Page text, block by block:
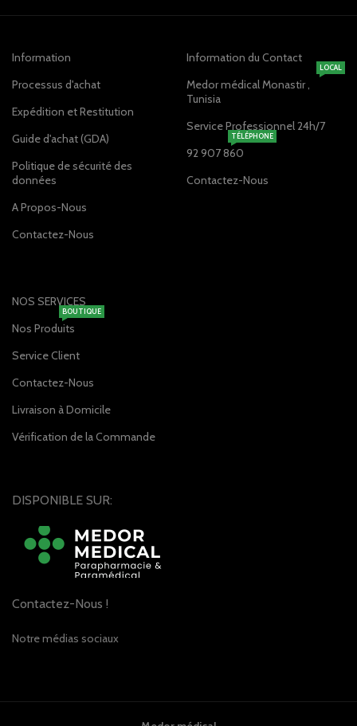
Information
Processus d'achat
Expédition et Restitution
Guide d'achat (GDA)
Politique de sécurité des
données
A Propos-Nous
Contactez-Nous
Information du Contact
Medor médical Monastir ,
Tunisia
LOCAL
Service Professionnel 24h/7
92 907 860
TÉLÉPHONE
Contactez-Nous
NOS SERVICES
Nos Produits
BOUTIQUE
Service Client
Contactez-Nous
Livraison à Domicile
Vérification de la Commande
DISPONIBLE SUR:
Contactez-Nous !
Notre médias sociaux